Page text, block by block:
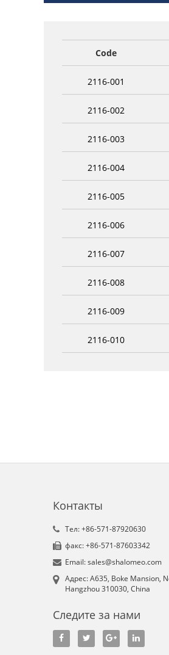
Code
2116-001
2116-002
2116-003
2116-004
2116-005
2116-006
2116-007
2116-008
2116-009
2116-010
Контакты
Tел: +86-571-87920630
факс: +86-571-87603342
Email: sales@shalomeo.com
Aдрес: A635, Boke Mansion,
Hangzhou 310030, China
Следите за нами